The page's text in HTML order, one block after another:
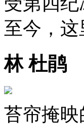
至今，
林 杜鹃
苔帘掩